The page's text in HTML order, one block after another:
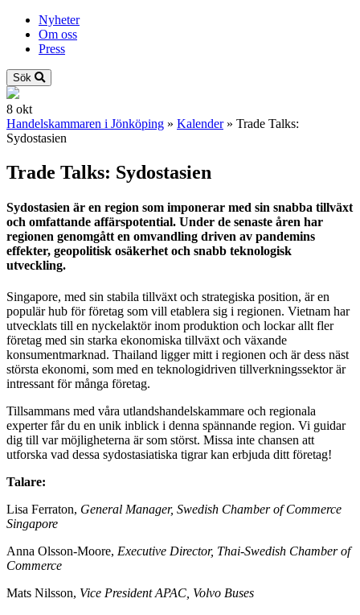
Nyheter
Om oss
Press
Sök
8 okt
Handelskammaren i Jönköping » Kalender » Trade Talks:
Sydostasien
Trade Talks: Sydostasien
Sydostasien är en region som imponerar med sin snabba tillväxt
och omfattande affärspotential. Under de senaste åren har
regionen genomgått en omvandling driven av pandemins
effekter, geopolitisk osäkerhet och snabb teknologisk
utveckling.
Singapore, med sin stabila tillväxt och strategiska position, är en
populär hub för företag som vill etablera sig i regionen. Vietnam har
utvecklats till en nyckelaktör inom produktion och lockar allt fler
företag med sin starka ekonomiska tillväxt och växande
konsumentmarknad. Thailand ligger mitt i regionen och är dess näst
största ekonomi, som med en teknologidriven tillverkningssektor är
intressant för många företag.
Tillsammans med våra utlandshandelskammare och regionala
experter får du en unik inblick i denna spännande region. Vi guidar
dig till var möjligheterna är som störst. Missa inte chansen att
utforska vad dessa sydostasiatiska tigrar kan erbjuda ditt företag!
Talare:
Lisa Ferraton, General Manager, Swedish Chamber of Commerce
Singapore
Anna Olsson-Moore, Executive Director, Thai-Swedish Chamber of
Commerce
Mats Nilsson, Vice President APAC, Volvo Buses